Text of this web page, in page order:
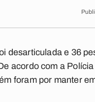
desarticulada e 36
acordo com a
foram por manter